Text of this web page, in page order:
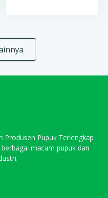
Produsen Pupuk Terlengkap
macam pupuk dan